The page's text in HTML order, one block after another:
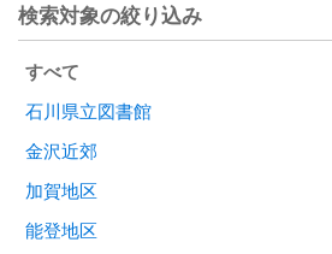
検索対象の絞り込み
すべて
石川県立図書館
金沢近郊
加賀地区
能登地区